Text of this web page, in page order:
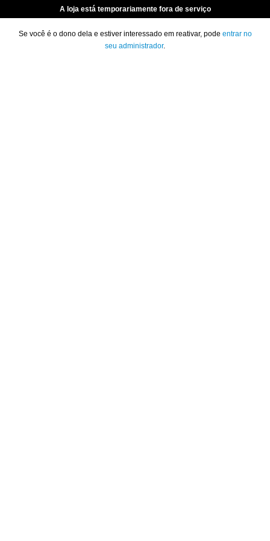
A loja está temporariamente fora de serviço
Se você é o dono dela e estiver interessado em reativar, pode entrar no
seu administrador.